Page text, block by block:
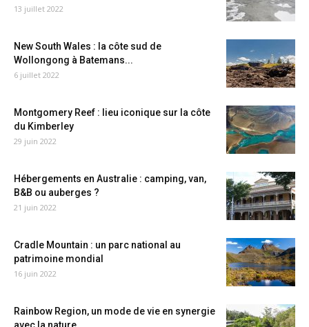
13 juillet 2022
New South Wales : la côte sud de
Wollongong à Batemans...
6 juillet 2022
Montgomery Reef : lieu iconique sur la côte
du Kimberley
29 juin 2022
Hébergements en Australie : camping, van,
B&B ou auberges ?
21 juin 2022
Cradle Mountain : un parc national au
patrimoine mondial
16 juin 2022
Rainbow Region, un mode de vie en synergie